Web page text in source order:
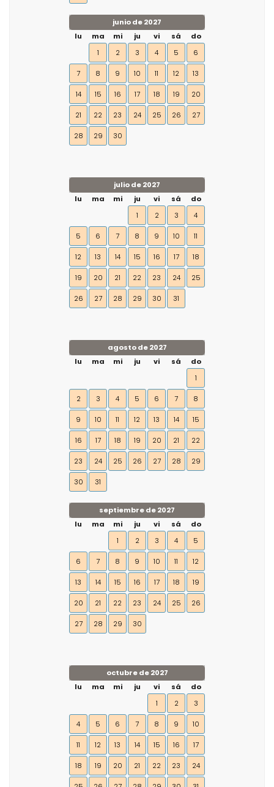
junio de 2027
lu
ma mi ju vi sá
do
1
2 3 4 5 6
7 8 9 10 11 12 13
14 15 16 17 18 19 20
21 22 23 24 25 26 27
28 29 30
julio de 2027
lu
ma mi ju vi sá
do
1
2 3 4
5 6 7 8 9 10 11
12 13 14 15 16 17 18
19 20 21 22 23 24 25
26 27 28 29 30 31
agosto de 2027
lu
ma mi ju vi sá
do
1
2 3 4 5 6 7 8
9 10 11 12 13 14 15
16 17 18 19 20 21 22
23 24 25 26 27 28 29
30 31
septiembre de 2027
lu
ma mi ju vi sá
do
1
2 3 4 5
6 7 8 9 10 11 12
13 14 15 16 17 18 19
20 21 22 23 24 25 26
27 28 29 30
octubre de 2027
lu
ma mi ju vi sá
do
1
2 3
4 5 6 7 8 9 10
11 12 13 14 15 16 17
18 19 20 21 22 23 24